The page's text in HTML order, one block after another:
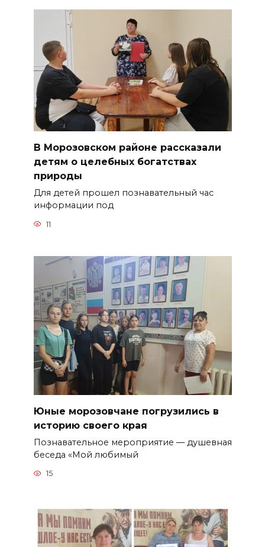
В Морозовском районе рассказали
детям о целебных богатствах
природы
Для детей прошел познавательный час
информации под
11
Юные морозовчане погрузились в
историю своего края
Познавательное мероприятие — душевная
беседа «Мой любимый
15